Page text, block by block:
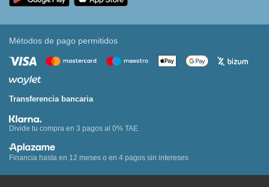
Métodos de pago permitidos
Transferencia bancaria
Divide tu compra en 3 pagos al 0% TAE
Financia hasta en 12 meses o en 4 pagos sin intereses